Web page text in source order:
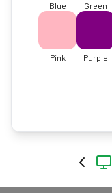
Blue Green
Pink Purple